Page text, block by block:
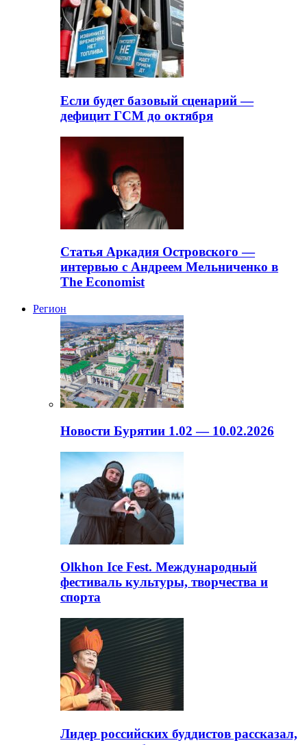
Если будет базовый сценарий —
дефицит ГСМ до октября
Статья Аркадия Островского —
интервью с Андреем Мельниченко в
The Economist
Регион
Новости Бурятии 1.02 — 10.02.2026
Olkhon Ice Fest. Международный
фестиваль культуры, творчества и
спорта
Лидер российских буддистов рассказал,